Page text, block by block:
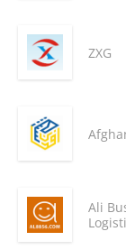
ZXG
Ali